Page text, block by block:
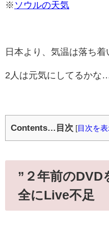
※ ソウルの天気
日本より、気温は落ち着
2人は元気にしてるかな
Contents…目次 [ 目次を
”２年前のDVD
全にLive不足